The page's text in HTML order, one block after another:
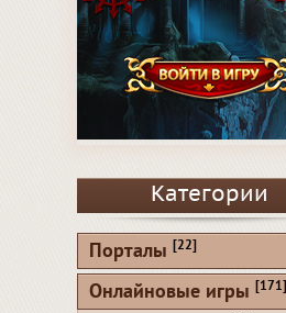
Категории
Порталы [22]
Онлайновые игры [171]